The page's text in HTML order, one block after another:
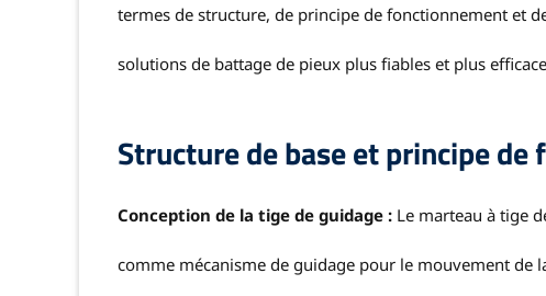
termes de structure, de principe de fonctionnement et
solutions de battage de pieux plus fiables et plus
Structure de base et principe
Conception de la tige de guidage : Le marteau à tige
comme mécanisme de guidage pour le mouvement de